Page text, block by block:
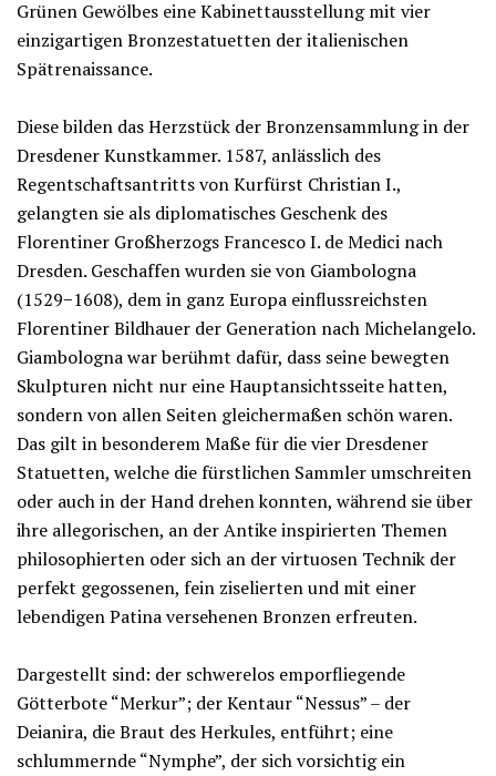
Grünen Gewölbes eine Kabinettausstellung mit vier
einzigartigen Bronzestatuetten der italienischen
Spätrenaissance.
Diese bilden das Herzstück der Bronzensammlung in der
Dresdener Kunstkammer. 1587, anlässlich des
Regentschaftsantritts von Kurfürst Christian I.,
gelangten sie als diplomatisches Geschenk des
Florentiner Großherzogs Francesco I. de Medici nach
Dresden. Geschaffen wurden sie von Giambologna
(1529−1608), dem in ganz Europa einflussreichsten
Florentiner Bildhauer der Generation nach Michelangelo.
Giambologna war berühmt dafür, dass seine bewegten
Skulpturen nicht nur eine Hauptansichtsseite hatten,
sondern von allen Seiten gleichermaßen schön waren.
Das gilt in besonderem Maße für die vier Dresdener
Statuetten, welche die fürstlichen Sammler umschreiten
oder auch in der Hand drehen konnten, während sie über
ihre allegorischen, an der Antike inspirierten Themen
philosophierten oder sich an der virtuosen Technik der
perfekt gegossenen, fein ziselierten und mit einer
lebendigen Patina versehenen Bronzen erfreuten.
Dargestellt sind: der schwerelos emporfliegende
Götterbote “Merkur”; der Kentaur “Nessus” – der
Deianira, die Braut des Herkules, entführt; eine
schlummernde “Nymphe”, der sich vorsichtig ein